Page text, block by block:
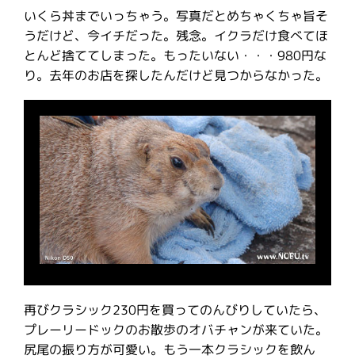
いくら丼までいっちゃう。写真だとめちゃくちゃ旨そ
うだけど、今イチだった。残念。イクラだけ食べてほ
とんど捨ててしまった。もったいない・・・980円な
り。去年のお店を探したんだけど見つからなかった。
再びクラシック230円を買ってのんびりしていたら、
プレーリードックのお散歩のオバチャンが来ていた。
尻尾の振り方が可愛い。もう一本クラシックを飲ん